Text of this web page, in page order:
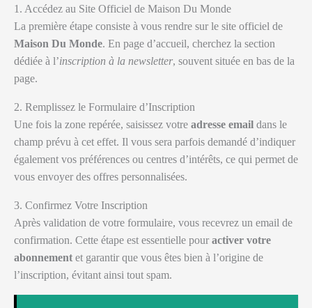
1. Accédez au Site Officiel de Maison Du Monde
La première étape consiste à vous rendre sur le site officiel de
Maison Du Monde. En page d’accueil, cherchez la section
dédiée à l’inscription à la newsletter, souvent située en bas de la
page.
2. Remplissez le Formulaire d’Inscription
Une fois la zone repérée, saisissez votre adresse email dans le
champ prévu à cet effet. Il vous sera parfois demandé d’indiquer
également vos préférences ou centres d’intérêts, ce qui permet de
vous envoyer des offres personnalisées.
3. Confirmez Votre Inscription
Après validation de votre formulaire, vous recevrez un email de
confirmation. Cette étape est essentielle pour activer votre
abonnement et garantir que vous êtes bien à l’origine de
l’inscription, évitant ainsi tout spam.